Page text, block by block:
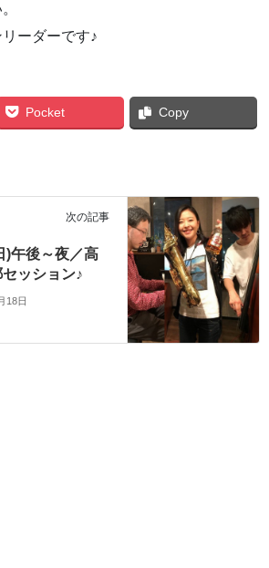
ーダーです♪
Pocket Copy
次の記事
)午後～夜／高
ッション♪
18日